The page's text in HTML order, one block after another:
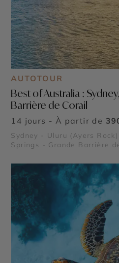
AUTOTOUR
Best of Australia :
Barrière de Corail
14 jours - À partir de
Sydney - Uluru (Ayers
Springs - Grande Barrière
Douglas - Blue Mountains